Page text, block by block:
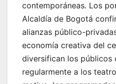
contemporáneas. Los
Alcaldía de Bogotá
alianzas público-
economía creativa del
diversifican los públicos
regularmente a los